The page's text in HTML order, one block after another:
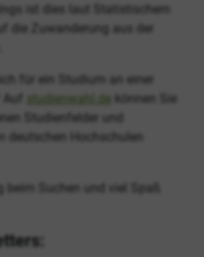
ist dies laut Statistischem
die Zuwanderung aus der
für ein Studium an einer
studienwahl.de können Sie
Studienfelder und
deutschen Hochschulen
beim Suchen und viel Spaß